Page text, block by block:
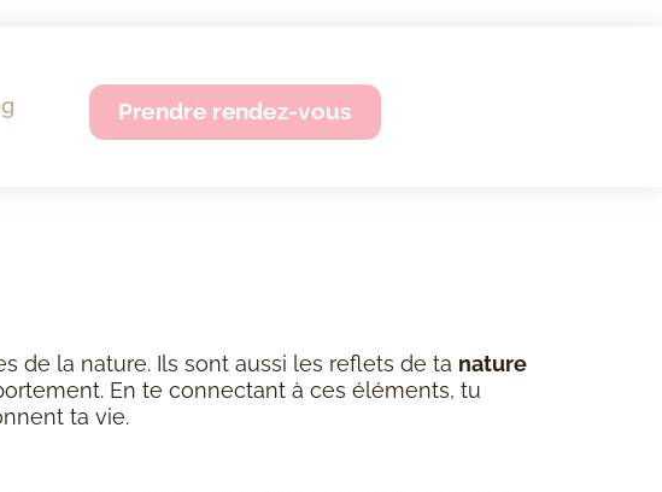
Prendre rendez-vous
de la nature. Ils sont aussi les reflets de ta nature
En te connectant à ces éléments, tu
ta vie.